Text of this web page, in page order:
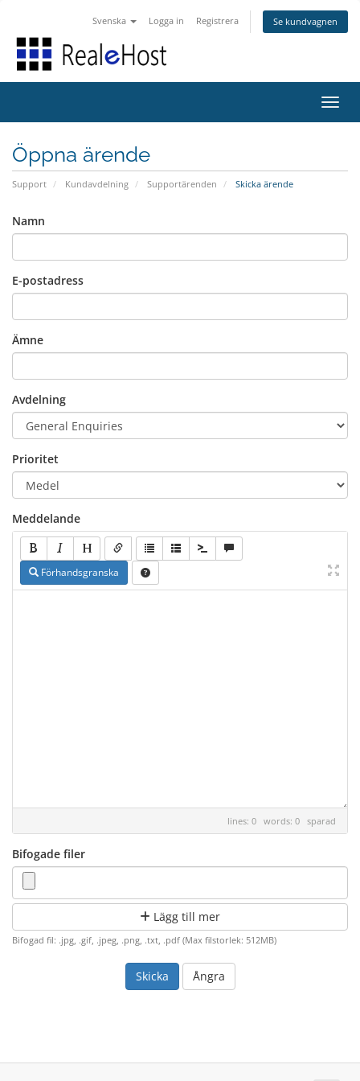
Svenska Logga in Registrera Se kundvagnen
Öppna ärende
Support Kundavdelning Supportärenden Skicka ärende
Namn
E-postadress
Ämne
Avdelning
Prioritet
Meddelande
Förhandsgranska
lines: 0 words: 0 sparad
Bifogade filer
Lägg till mer
Bifogad fil: .jpg, .gif, .jpeg, .png, .txt, .pdf (Max filstorlek: 512MB)
Ångra